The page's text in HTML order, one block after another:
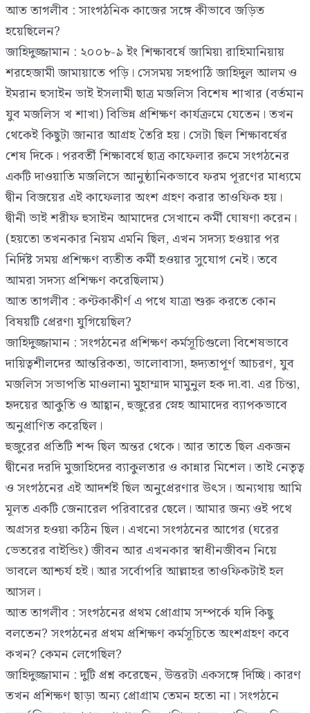
আত তাগলীব : সাংগঠনিক কাজের সঙ্গে কীভাবে জড়িত
হয়েছিলেন?
জাহিদুজ্জামান : ২০০৮-৯ ইং শিক্ষাবর্ষে জামিয়া রাহিমানিয়ায়
শরহেজামী জামায়াতে পড়ি। সেসময় সহপাঠি জাহিদুল আলম ও
ইমরান হুসাইন ভাই ইসলামী ছাত্র মজলিস বিশেষ শাখার (বর্তমান
যুব মজলিস খ শাখা) বিভিন্ন প্রশিক্ষণ কার্যক্রমে যেতেন। তখন
থেকেই কিছুটা জানার আগ্রহ তৈরি হয়। সেটা ছিল শিক্ষাবর্ষের
শেষ দিকে। পরবর্তী শিক্ষাবর্ষে ছাত্র কাফেলার রুমে সংগঠনের
একটি দাওয়াতি মজলিসে আনুষ্ঠানিকভাবে ফরম পূরণের মাধ্যমে
দ্বীন বিজয়ের এই কাফেলার অংশ গ্রহণ করার তাওফিক হয়।
দ্বীনী ভাই শরীফ হুসাইন আমাদের সেখানে কর্মী ঘোষণা করেন।
(হয়তো তখনকার নিয়ম এমনি ছিল, এখন সদস্য হওয়ার পর
নির্দিষ্ট সময় প্রশিক্ষণ ব্যতীত কর্মী হওয়ার সুযোগ নেই। তবে
আমরা সদস্য প্রশিক্ষণ করেছিলাম)
আত তাগলীব : কণ্টকাকীর্ণ এ পথে যাত্রা শুরু করতে কোন
বিষয়টি প্রেরণা যুগিয়েছিল?
জাহিদুজ্জামান : সংগঠনের প্রশিক্ষণ কর্মসূচিগুলো বিশেষভাবে
দায়িত্বশীলদের আন্তরিকতা, ভালোবাসা, হৃদ্যতাপূর্ণ আচরণ, যুব
মজলিস সভাপতি মাওলানা মুহাম্মাদ মামুনুল হক দা.বা. এর চিন্তা,
হৃদয়ের আকুতি ও আহ্বান, হুজুরের স্নেহ আমাদের ব্যাপকভাবে
অনুপ্রাণিত করেছিল।
হুজুরের প্রতিটি শব্দ ছিল অন্তর থেকে। আর তাতে ছিল একজন
দ্বীনের দরদি মুজাহিদের ব্যাকুলতার ও কান্নার মিশেল। তাই নেতৃত্ব
ও সংগঠনের এই আদর্শই ছিল অনুপ্রেরণার উৎস। অন্যথায় আমি
মূলত একটি জেনারেল পরিবারের ছেলে। আমার জন্য ওই পথে
অগ্রসর হওয়া কঠিন ছিল। এখনো সংগঠনের আগের (ঘরের
ভেতরের বাইন্ডিং) জীবন আর এখনকার স্বাধীনজীবন নিয়ে
ভাবলে আশ্চর্য হই। আর সর্বোপরি আল্লাহর তাওফিকটাই হল
আসল।
আত তাগলীব : সংগঠনের প্রথম প্রোগ্রাম সম্পর্কে যদি কিছু
বলতেন? সংগঠনের প্রথম প্রশিক্ষণ কর্মসূচিতে অংশগ্রহণ কবে
কখন? কেমন লেগেছিল?
জাহিদুজ্জামান : দুটি প্রশ্ন করেছেন, উত্তরটা একসঙ্গে দিচ্ছি। কারণ
তখন প্রশিক্ষণ ছাড়া অন্য প্রোগ্রাম তেমন হতো না। সংগঠনে